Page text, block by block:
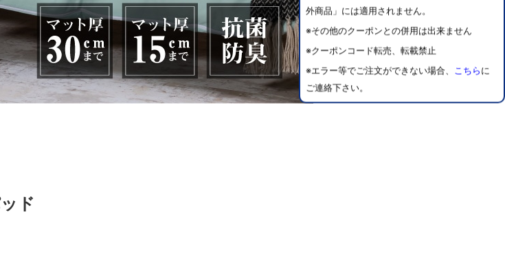
外商品」には適用されません。
※その他のクーポンとの併用は出来ません
※クーポンコード転売、転載禁止
※エラー等でご注文ができない場合、 こちら に
ご連絡下さい。
ド